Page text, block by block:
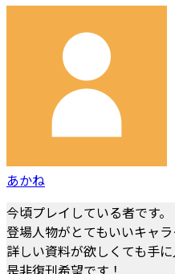
あかね
今頃プレイしている者です。
登場人物がとてもいいキャ
詳しい資料が欲しくても手
是非復刊希望です！